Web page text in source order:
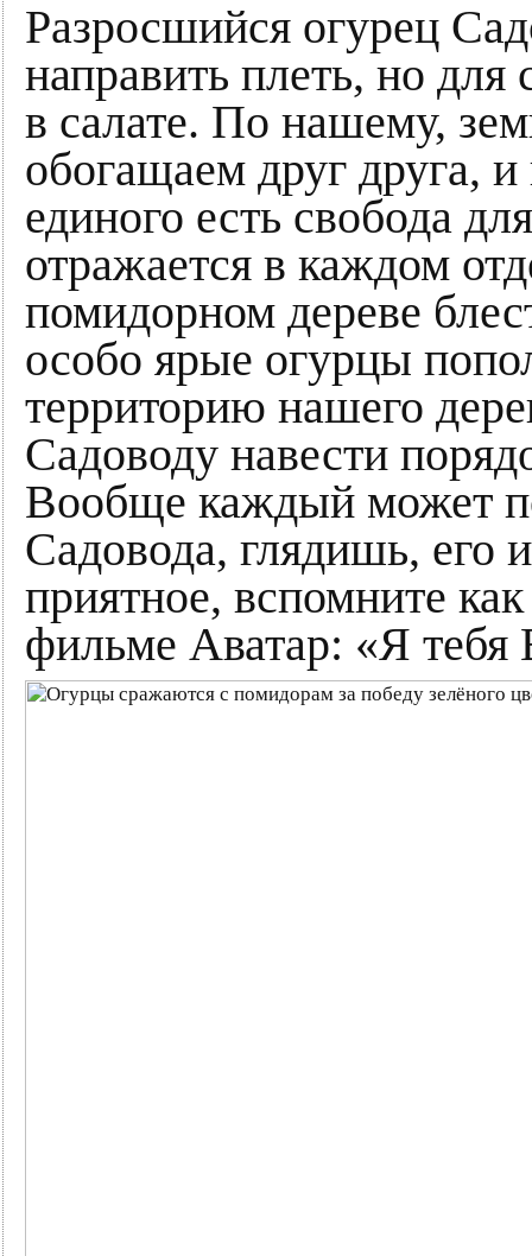
Разросшийся огурец
направить плеть, но для
в салате. По нашему,
обогащаем друг друга,
единого есть свобода
отражается в каждом
помидорном дереве
особо ярые огурцы
территорию нашего
Садоводу навести
Вообще каждый может
Садовода, глядишь, его
приятное, вспомните
фильме Аватар: «Я тебя